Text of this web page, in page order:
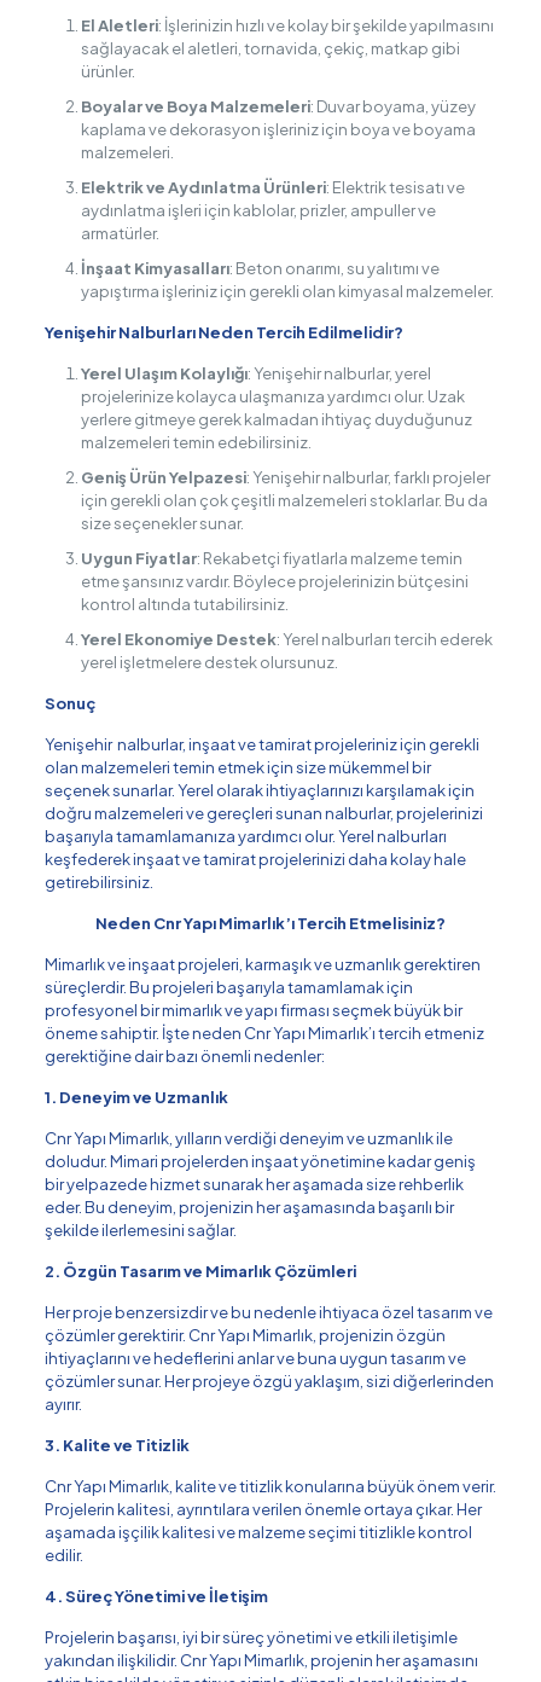
El Aletleri: İşlerinizin hızlı ve kolay bir şekilde yapılmasını
sağlayacak el aletleri, tornavida, çekiç, matkap gibi
ürünler.
Boyalar ve Boya Malzemeleri: Duvar boyama, yüzey
kaplama ve dekorasyon işleriniz için boya ve boyama
malzemeleri.
Elektrik ve Aydınlatma Ürünleri: Elektrik tesisatı ve
aydınlatma işleri için kablolar, prizler, ampuller ve
armatürler.
İnşaat Kimyasalları: Beton onarımı, su yalıtımı ve
yapıştırma işleriniz için gerekli olan kimyasal malzemeler.
Yenişehir Nalburları Neden Tercih Edilmelidir?
Yerel Ulaşım Kolaylığı: Yenişehir nalburlar, yerel
projelerinize kolayca ulaşmanıza yardımcı olur. Uzak
yerlere gitmeye gerek kalmadan ihtiyaç duyduğunuz
malzemeleri temin edebilirsiniz.
Geniş Ürün Yelpazesi: Yenişehir nalburlar, farklı projeler
için gerekli olan çok çeşitli malzemeleri stoklarlar. Bu da
size seçenekler sunar.
Uygun Fiyatlar: Rekabetçi fiyatlarla malzeme temin
etme şansınız vardır. Böylece projelerinizin bütçesini
kontrol altında tutabilirsiniz.
Yerel Ekonomiye Destek: Yerel nalburları tercih ederek
yerel işletmelere destek olursunuz.
Sonuç
Yenişehir nalburlar, inşaat ve tamirat projeleriniz için gerekli
olan malzemeleri temin etmek için size mükemmel bir
seçenek sunarlar. Yerel olarak ihtiyaçlarınızı karşılamak için
doğru malzemeleri ve gereçleri sunan nalburlar, projelerinizi
başarıyla tamamlamanıza yardımcı olur. Yerel nalburları
keşfederek inşaat ve tamirat projelerinizi daha kolay hale
getirebilirsiniz.
Neden Cnr Yapı Mimarlık’ı Tercih Etmelisiniz?
Mimarlık ve inşaat projeleri, karmaşık ve uzmanlık gerektiren
süreçlerdir. Bu projeleri başarıyla tamamlamak için
profesyonel bir mimarlık ve yapı firması seçmek büyük bir
öneme sahiptir. İşte neden Cnr Yapı Mimarlık’ı tercih etmeniz
gerektiğine dair bazı önemli nedenler:
1. Deneyim ve Uzmanlık
Cnr Yapı Mimarlık, yılların verdiği deneyim ve uzmanlık ile
doludur. Mimari projelerden inşaat yönetimine kadar geniş
bir yelpazede hizmet sunarak her aşamada size rehberlik
eder. Bu deneyim, projenizin her aşamasında başarılı bir
şekilde ilerlemesini sağlar.
2. Özgün Tasarım ve Mimarlık Çözümleri
Her proje benzersizdir ve bu nedenle ihtiyaca özel tasarım ve
çözümler gerektirir. Cnr Yapı Mimarlık, projenizin özgün
ihtiyaçlarını ve hedeflerini anlar ve buna uygun tasarım ve
çözümler sunar. Her projeye özgü yaklaşım, sizi diğerlerinden
ayırır.
3. Kalite ve Titizlik
Cnr Yapı Mimarlık, kalite ve titizlik konularına büyük önem verir.
Projelerin kalitesi, ayrıntılara verilen önemle ortaya çıkar. Her
aşamada işçilik kalitesi ve malzeme seçimi titizlikle kontrol
edilir.
4. Süreç Yönetimi ve İletişim
Projelerin başarısı, iyi bir süreç yönetimi ve etkili iletişimle
yakından ilişkilidir. Cnr Yapı Mimarlık, projenin her aşamasını